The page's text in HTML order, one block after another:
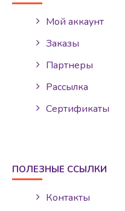
Мой аккаунт
Заказы
Партнеры
Рассылка
Сертификаты
ПОЛЕЗНЫЕ ССЫЛКИ
Контакты